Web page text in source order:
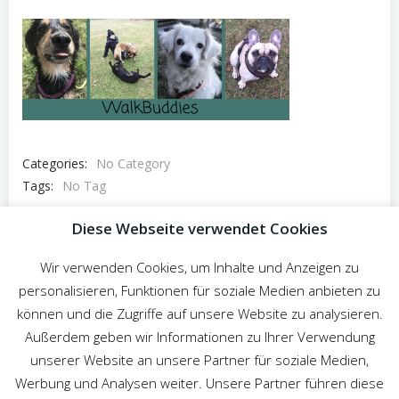
Categories:
No Category
Tags:
No Tag
Post
navigation
Previous post
Comments are closed
Diese Webseite verwendet Cookies
Wir verwenden Cookies, um Inhalte und Anzeigen zu
personalisieren, Funktionen für soziale Medien anbieten zu
können und die Zugriffe auf unsere Website zu analysieren.
Außerdem geben wir Informationen zu Ihrer Verwendung
unserer Website an unsere Partner für soziale Medien,
Werbung und Analysen weiter. Unsere Partner führen diese